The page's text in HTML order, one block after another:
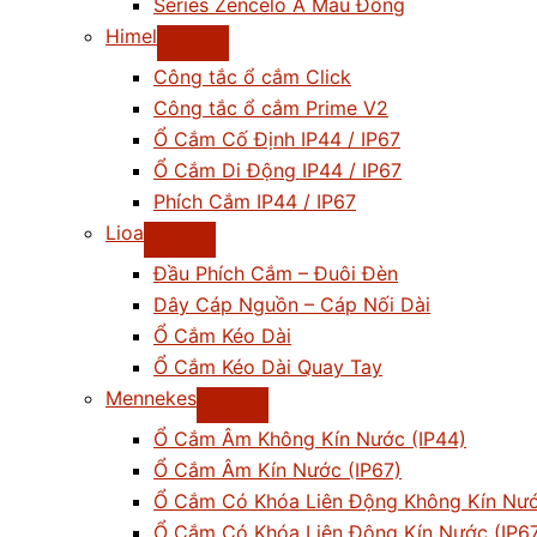
Series Zencelo A Màu Đồng
Himel
Công tắc ổ cắm Click
Công tắc ổ cắm Prime V2
Ổ Cắm Cố Định IP44 / IP67
Ổ Cắm Di Động IP44 / IP67
Phích Cắm IP44 / IP67
Lioa
Đầu Phích Cắm – Đuôi Đèn
Dây Cáp Nguồn – Cáp Nối Dài
Ổ Cắm Kéo Dài
Ổ Cắm Kéo Dài Quay Tay
Mennekes
Ổ Cắm Âm Không Kín Nước (IP44)
Ổ Cắm Âm Kín Nước (IP67)
Ổ Cắm Có Khóa Liên Động Không Kín